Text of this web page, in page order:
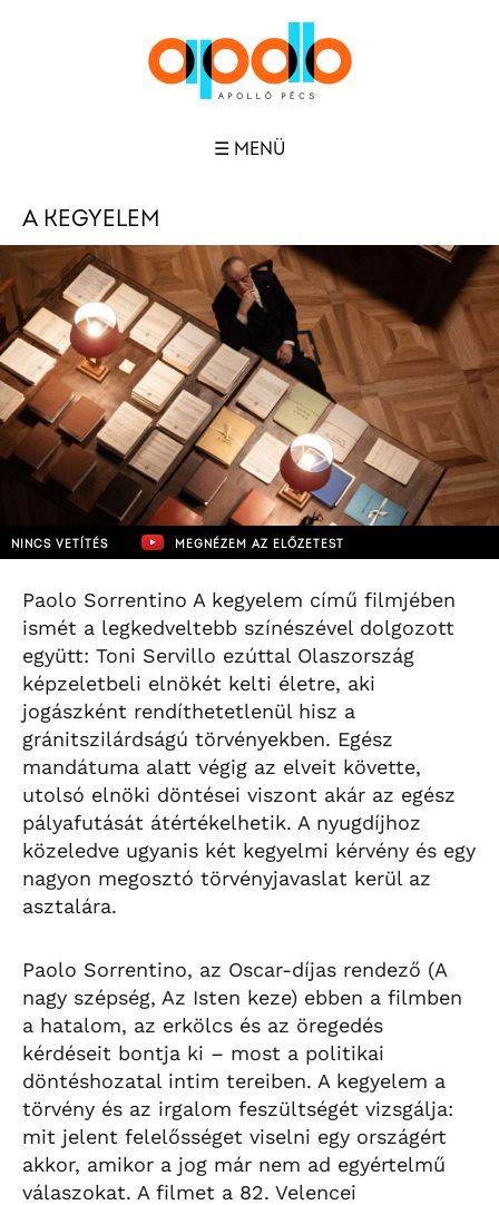
☰ MENÜ
A KEGYELEM
NINCS VETÍTÉS MEGNÉZEM AZ ELŐZETEST
Paolo Sorrentino A kegyelem című filmjében
ismét a legkedveltebb színészével dolgozott
együtt: Toni Servillo ezúttal Olaszország
képzeletbeli elnökét kelti életre, aki
jogászként rendíthetetlenül hisz a
gránitszilárdságú törvényekben. Egész
mandátuma alatt végig az elveit követte,
utolsó elnöki döntései viszont akár az egész
pályafutását átértékelhetik. A nyugdíjhoz
közeledve ugyanis két kegyelmi kérvény és egy
nagyon megosztó törvényjavaslat kerül az
asztalára.
Paolo Sorrentino, az Oscar-díjas rendező (A
nagy szépség, Az Isten keze) ebben a filmben
a hatalom, az erkölcs és az öregedés
kérdéseit bontja ki – most a politikai
döntéshozatal intim tereiben. A kegyelem a
törvény és az irgalom feszültségét vizsgálja:
mit jelent felelősséget viselni egy országért
akkor, amikor a jog már nem ad egyértelmű
válaszokat. A filmet a 82. Velencei